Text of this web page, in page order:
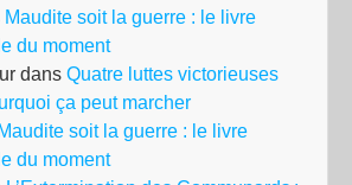
Maudite soit la guerre : le livre
du moment
dans Quatre luttes victorieuses
ça peut marcher
Maudite soit la guerre : le livre
du moment